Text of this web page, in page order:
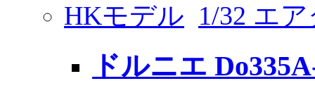
HKモデル 1/32 エ
ドルニエ